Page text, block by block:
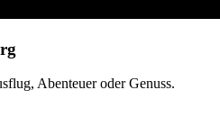
Abenteuer oder Genuss.